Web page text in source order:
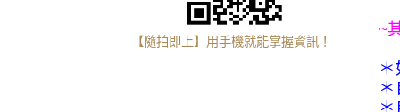
【隨拍即上】用手機就能掌握資訊！
~